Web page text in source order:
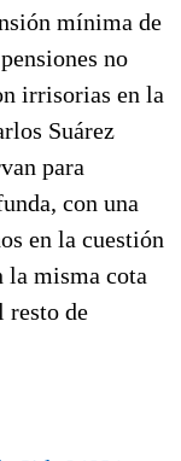
mínima de
no
irrisorias en la
Suárez
para
con una
en la cuestión
la misma cota
resto de